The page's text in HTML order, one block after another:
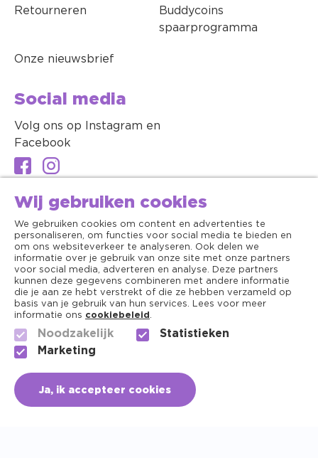
Retourneren
Buddycoins
spaarprogramma
Onze nieuwsbrief
Social media
Volg ons op Instagram en
Facebook
Algemene voorwaarden
Privacy
Wij gebruiken cookies
We gebruiken cookies om content en advertenties te
personaliseren, om functies voor social media te bieden en
om ons websiteverkeer te analyseren. Ook delen we
informatie over je gebruik van onze site met onze partners
voor social media, adverteren en analyse. Deze partners
kunnen deze gegevens combineren met andere informatie
die je aan ze hebt verstrekt of die ze hebben verzameld op
basis van je gebruik van hun services. Lees voor meer
informatie ons cookiebeleid .
Noodzakelijk
Statistieken
Marketing
Ja, ik accepteer cookies